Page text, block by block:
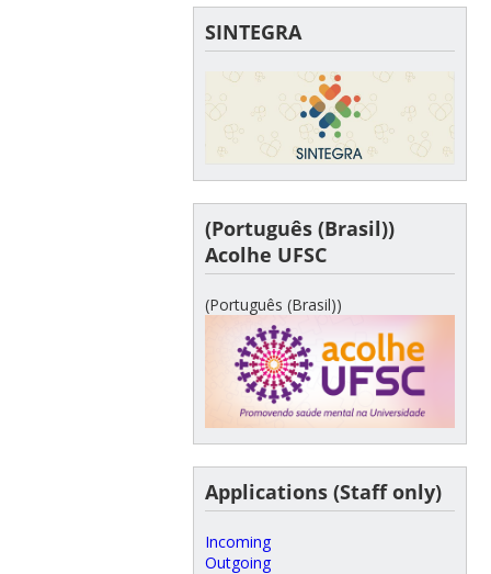
SINTEGRA
(Português (Brasil))
Acolhe UFSC
(Português (Brasil))
Applications (Staff only)
Incoming
Outgoing